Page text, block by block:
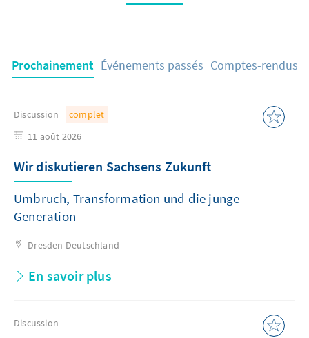
Prochainement Événements passés Comptes-rendus
Discussion
complet
11 août 2026
Wir diskutieren Sachsens Zukunft
Umbruch, Transformation und die junge
Generation
Dresden Deutschland
En savoir plus
Discussion